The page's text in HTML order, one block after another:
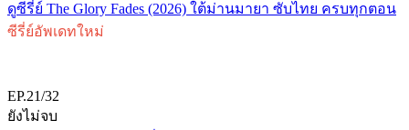
ดูซีรี่ย์ The Glory Fades (2026) ใต้ม่านมายา ซับไทย ครบทุกตอน
ซีรี่ย์อัพเดทใหม่
EP.21/32
ยังไม่จบ